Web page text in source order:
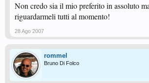
Non credo sia il mio preferito in assoluto
riguardarmeli tutti al momento!
28 Ago 2007
rommel
Bruno Di Folco